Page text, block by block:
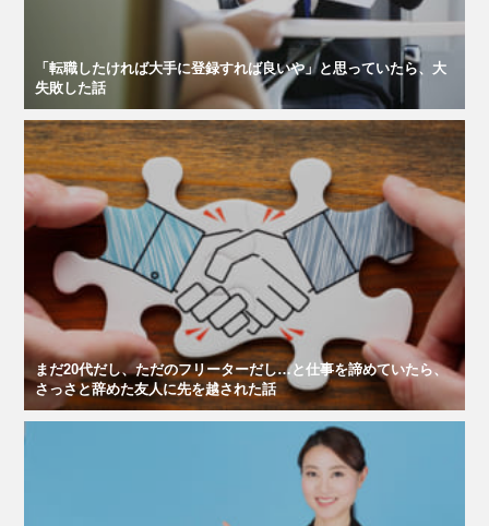
「転職したければ大手に登録すれば良いや」と思っていたら、大
失敗した話
まだ20代だし、ただのフリーターだし…と仕事を諦めていたら、
さっさと辞めた友人に先を越された話